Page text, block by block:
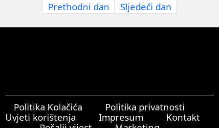
Prethodni dan Sljedeći dan
Politika Kolačića
Politika privatnosti
Uvjeti korištenja
Impresum
Kontakt